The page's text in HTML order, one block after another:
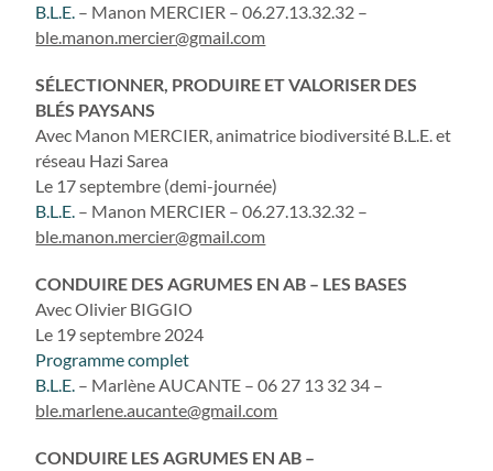
B.L.E. – Manon MERCIER – 06.27.13.32.32 –
ble.manon.mercier@gmail.com
SÉLECTIONNER, PRODUIRE ET VALORISER DES
BLÉS PAYSANS
Avec Manon MERCIER, animatrice biodiversité B.L.E. et
réseau Hazi Sarea
Le 17 septembre (demi-journée)
B.L.E. – Manon MERCIER – 06.27.13.32.32 –
ble.manon.mercier@gmail.com
CONDUIRE DES AGRUMES EN AB – LES BASES
Avec Olivier BIGGIO
Le 19 septembre 2024
Programme complet
B.L.E. – Marlène AUCANTE – 06 27 13 32 34 –
ble.marlene.aucante@gmail.com
CONDUIRE LES AGRUMES EN AB –